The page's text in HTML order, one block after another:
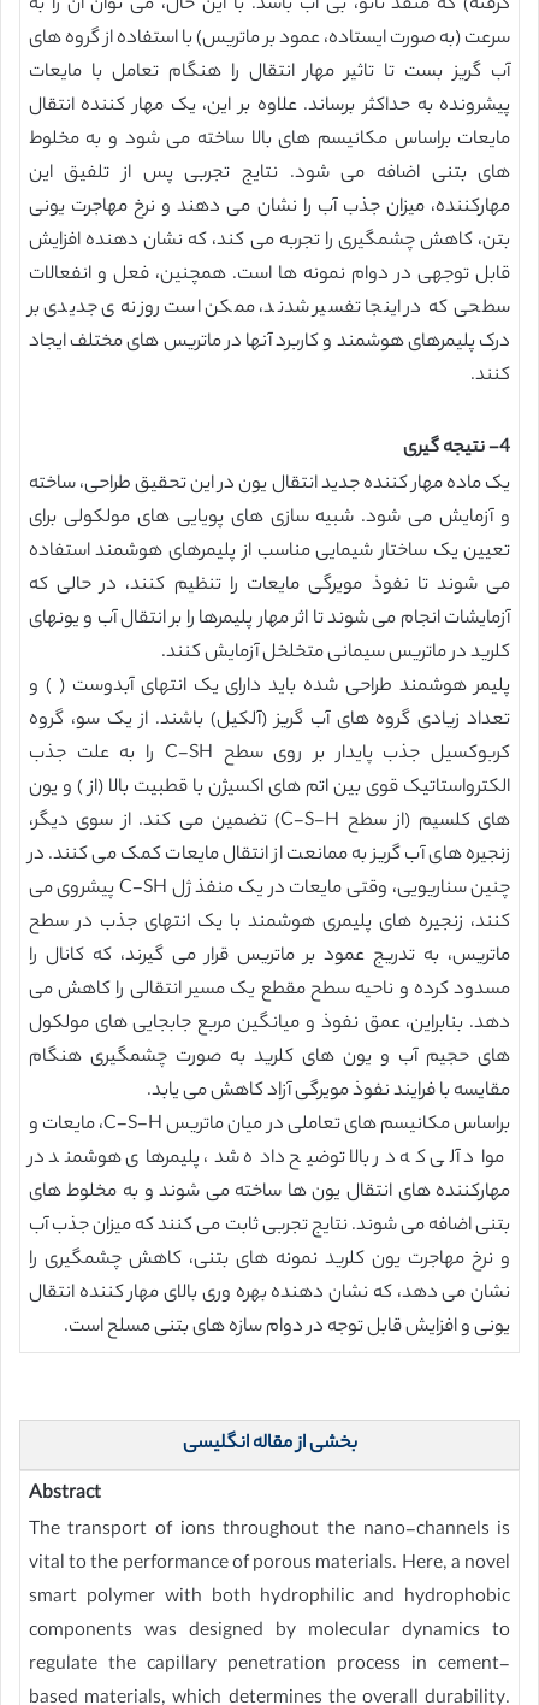
سرعت (به صورت ایستاده، عمود بر ماتریس) با استفاده از گروه های
آب گریز بست تا تاثیر مهار انتقال را هنگام تعامل با مایعات
پیشرونده به حداکثر برساند. علاوه بر این، یک مهار کننده انتقال
مایعات براساس مکانیسم های بالا ساخته می شود و به مخلوط
های بتنی اضافه می شود. نتایج تجربی پس از تلفیق این
مهارکننده، میزان جذب آب را نشان می دهند و نرخ مهاجرت یونی
بتن، کاهش چشمگیری را تجربه می کند، که نشان دهنده افزایش
قابل توجهی در دوام نمونه ها است. همچنین، فعل و انفعالات
سطحی که در اینجا تفسیر شدند، ممکن است روزنه ی جدیدی بر
درک پلیمرهای هوشمند و کاربرد آنها در ماتریس های مختلف ایجاد
کنند.
4- نتیجه گیری
یک ماده مهار کننده جدید انتقال یون در این تحقیق طراحی، ساخته
و آزمایش می شود. شبیه سازی های پویایی های مولکولی برای
تعیین یک ساختار شیمایی مناسب از پلیمرهای هوشمند استفاده
می شوند تا نفوذ مویرگی مایعات را تنظیم کنند، در حالی که
آزمایشات انجام می شوند تا اثر مهار پلیمرها را بر انتقال آب و یونهای
کلرید در ماتریس سیمانی متخلخل آزمایش کنند.
پلیمر هوشمند طراحی شده باید دارای یک انتهای آبدوست ( ) و
تعداد زیادی گروه های آب گریز (آلکیل) باشند. از یک سو، گروه
کربوکسیل جذب پایدار بر روی سطح C-SH را به علت جذب
الکترواستاتیک قوی بین اتم های اکسیژن با قطبیت بالا (از ) و یون
های کلسیم (از سطح C-S-H) تضمین می کند. از سوی دیگر،
زنجیره های آب گریز به ممانعت از انتقال مایعات کمک می کنند. در
چنین سناریویی، وقتی مایعات در یک منفذ ژل C-SH پیشروی می
کنند، زنجیره های پلیمری هوشمند با یک انتهای جذب در سطح
ماتریس، به تدریج عمود بر ماتریس قرار می گیرند، که کانال را
مسدود کرده و ناحیه سطح مقطع یک مسیر انتقالی را کاهش می
دهد. بنابراین، عمق نفوذ و میانگین مربع جابجایی های مولکول
های حجیم آب و یون های کلرید به صورت چشمگیری هنگام
مقایسه با فرایند نفوذ مویرگی آزاد کاهش می یابد.
براساس مکانیسم های تعاملی در میان ماتریس C-S-H، مایعات و
مواد آلی که در بالا توضیح داده شد، پلیمرهای هوشمند در
مهارکننده های انتقال یون ها ساخته می شوند و به مخلوط های
بتنی اضافه می شوند. نتایج تجربی ثابت می کنند که میزان جذب آب
و نرخ مهاجرت یون کلرید نمونه های بتنی، کاهش چشمگیری را
نشان می دهد، که نشان دهنده بهره وری بالای مهار کننده انتقال
یونی و افزایش قابل توجه در دوام سازه های بتنی مسلح است.
بخشی از مقاله انگلیسی
Abstract
The transport of ions throughout the nano-channels is
vital to the performance of porous materials. Here, a novel
smart polymer with both hydrophilic and hydrophobic
components was designed by molecular dynamics to
regulate the capillary penetration process in cement-